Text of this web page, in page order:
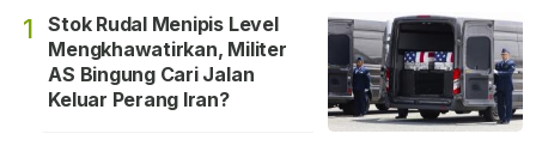
1
Stok Rudal Menipis Level
Mengkhawatirkan, Militer
AS Bingung Cari Jalan
Keluar Perang Iran?